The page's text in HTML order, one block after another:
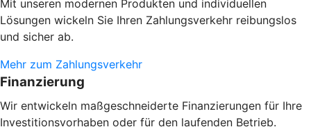
Mit unseren modernen Produkten und individuellen
Lösungen wickeln Sie Ihren Zahlungsverkehr reibungslos
und sicher ab.
Mehr zum Zahlungsverkehr
Finanzierung
Wir entwickeln maßgeschneiderte Finanzierungen für Ihre
Investitionsvorhaben oder für den laufenden Betrieb.